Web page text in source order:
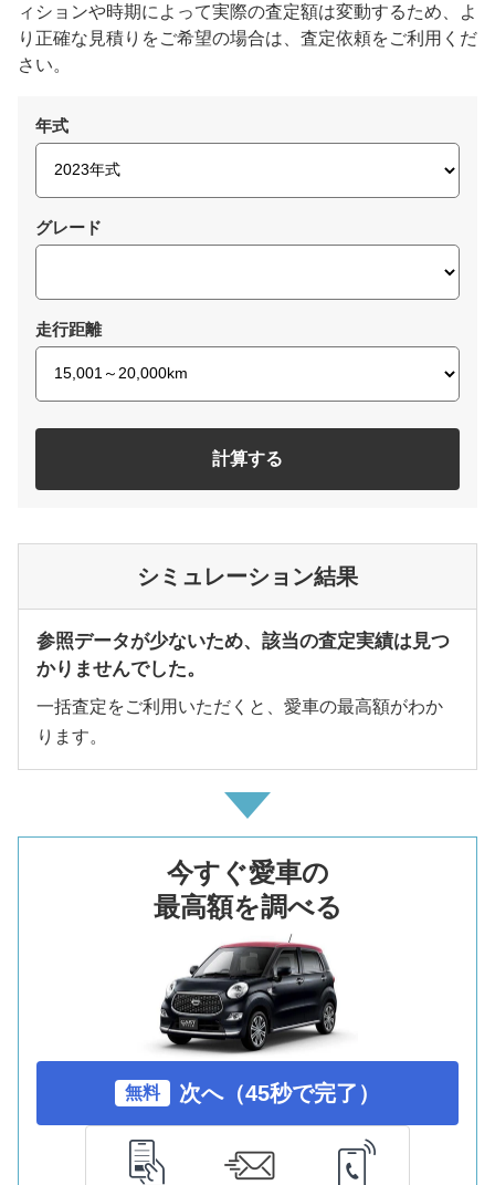
ィションや時期によって実際の査定額は変動するため、よ
り正確な見積りをご希望の場合は、査定依頼をご利用くだ
さい。
年式
グレード
走行距離
計算する
シミュレーション結果
参照データが少ないため、該当の査定実績は見つ
かりませんでした。
一括査定をご利用いただくと、愛車の最高額がわか
ります。
今すぐ愛車の
最高額を調べる
無料 次へ（45秒で完了）